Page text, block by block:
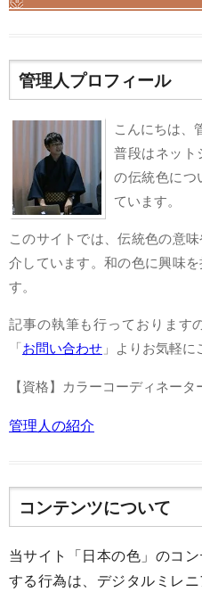
管理人プロフィール
こんにちは、
普段はネット
の伝統色につ
ています。
このサイトでは、伝統色の意
介しています。和の色に興味
す。
記事の執筆も行っております
「お問い合わせ 」よりお気軽に
【資格】カラーコーディネータ
管理人の紹介
コンテンツについて
当サイト「日本の色」のコ
する行為は、デジタルミレ